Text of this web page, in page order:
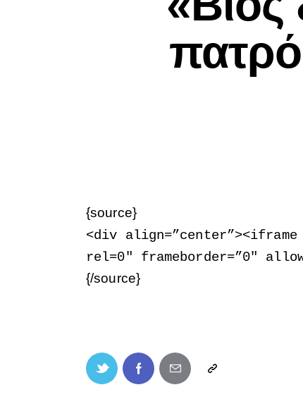
{source}
<div align=”center”><iframe
rel=0″ frameborder=”0″
{/source}